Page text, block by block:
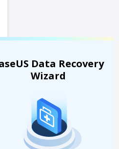
Data Recovery
Wizard